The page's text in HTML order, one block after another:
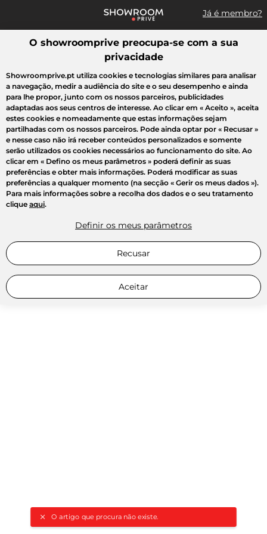
Já é membro?
Pesquisar uma marca, um artigo, uma venda...
O artigo que procura não existe.
Todas as vendas Moda Desporto Casa Criança Beleza
O showroomprive preocupa-se com a sua
privacidade
Showroomprive.pt utiliza cookies e tecnologias similares para analisar
a navegação, medir a audiência do site e o seu desempenho e ainda
para lhe propor, junto com os nossos parceiros, publicidades
adaptadas aos seus centros de interesse. Ao clicar em « Aceito », aceita
estes cookies e nomeadamente que estas informações sejam
partilhadas com os nossos parceiros. Pode ainda optar por « Recusar »
e nesse caso não irá receber conteúdos personalizados e somente
serão utilizados os cookies necessários ao funcionamento do site. Ao
clicar em « Defino os meus parâmetros » poderá definir as suas
preferências e obter mais informações. Poderá modificar as suas
preferências a qualquer momento (na secção « Gerir os meus dados »).
Para mais informações sobre a recolha dos dados e o seu tratamento
clique aqui.
Definir os meus parâmetros
Recusar
Aceitar